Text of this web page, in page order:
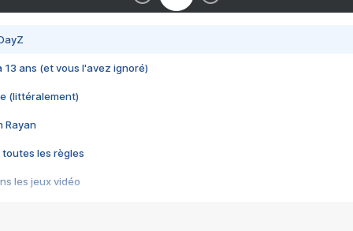
13 ans (et vous l'avez ignoré)
(littéralement)
Rayan
toutes les règles
les jeux vidéo